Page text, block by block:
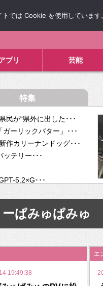
プリ 芸能
特集
民が“県外に出した･･･
ーリックバター」･･･
作カリーナンドッグ･･･
テリー･･･
5.2×G･･･
･･･
”自分が今話し･･･
を渡す」 TE･･･
ぱみゅぱみゅ
19:49:38
エ
では Cookie を使用していま